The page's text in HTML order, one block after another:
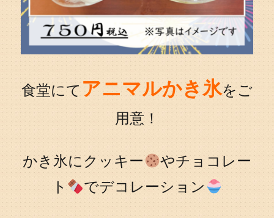
食堂にてアニマルかき氷をご
用意！
かき氷にクッキー
やチョコレー
ト
でデコレーション